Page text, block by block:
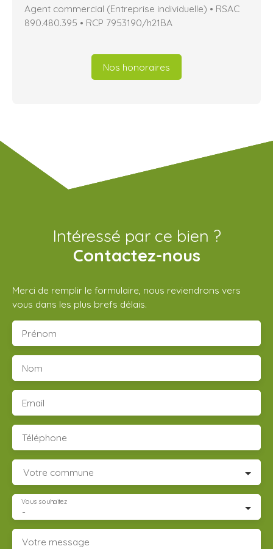
Agent commercial (Entreprise individuelle) • RSAC
890.480.395 • RCP 7953190/h21BA
Nos honoraires
Intéressé par ce bien ?
Contactez-nous
Merci de remplir le formulaire, nous reviendrons vers
vous dans les plus brefs délais.
Prénom
Nom
Email
Téléphone
Votre commune
-
Vous souhaitez
Votre message